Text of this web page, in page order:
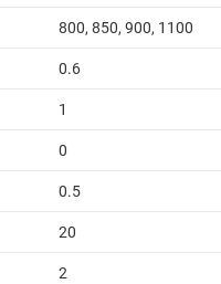
800, 850, 900, 1100
0.6
1
0
0.5
20
2